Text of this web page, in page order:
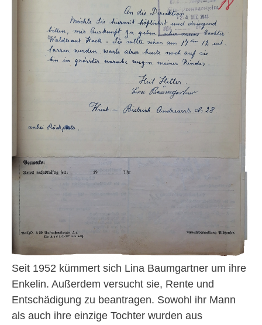
Seit 1952 kümmert sich Lina Baumgartner um ihre
Enkelin. Außerdem versucht sie, Rente und
Entschädigung zu beantragen. Sowohl ihr Mann
als auch ihre einzige Tochter wurden aus